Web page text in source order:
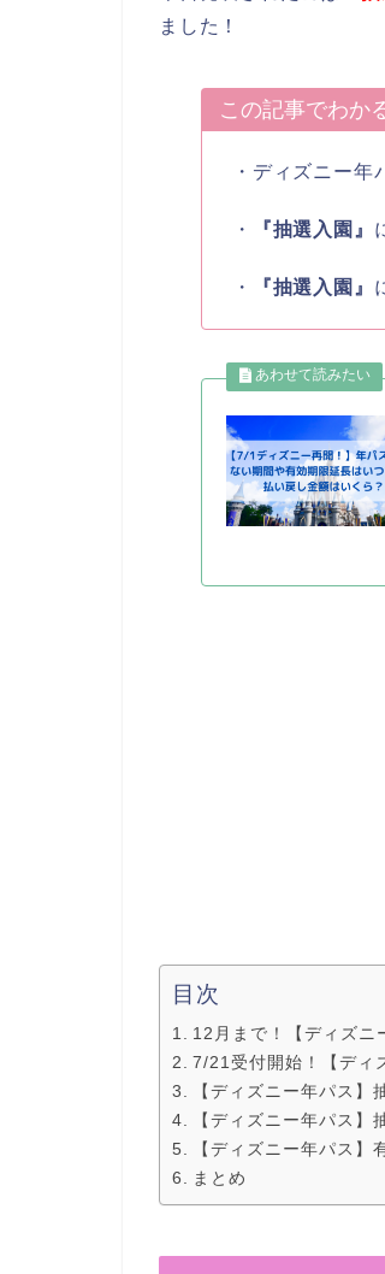
ました！
この記事でわか
・ディズニー年
・ 『抽選入園』
・ 『抽選入園』
目次
12月まで！【ディズニ
7/21受付開始！【ディ
【ディズニー年パス】
【ディズニー年パス】
【ディズニー年パス】
まとめ